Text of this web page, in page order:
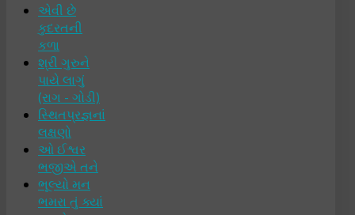
એવી છે
કુદરતની
કળા
શ્રી ગુરુને
પાયે લાગું
(રાગ - ગોડી)
સ્થિતપ્રજ્ઞનાં
લક્ષણો
ઓ ઈશ્વર
ભજીએ તને
ભૂલ્યો મન
ભમરા તું ક્યાં